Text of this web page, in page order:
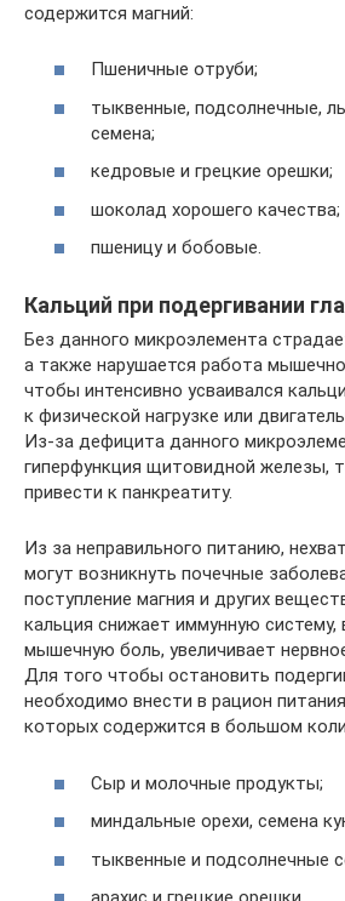
содержится магний:
Пшеничные отруби;
тыквенные, подсолнечные,
семена;
кедровые и грецкие орешки;
шоколад хорошего качества;
пшеницу и бобовые.
Кальций при подергивании
Без данного микроэлемента
а также нарушается работа
чтобы интенсивно усваивался
к физической нагрузке или
Из-за дефицита данного
гиперфункция щитовидной железы,
привести к панкреатиту.
Из за неправильного питанию,
могут возникнуть почечные
поступление магния и других
кальция снижает иммунную систему,
мышечную боль, увеличивает
Для того чтобы остановить
необходимо внести в рацион
которых содержится в большом
Сыр и молочные продукты;
миндальные орехи, семена
тыквенные и подсолнечные